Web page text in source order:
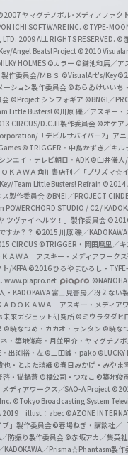
ヤマグチノボル･メディアファク
ICHI SOFTWARE INC. ©TYPE-
2009 ALL RIGHTS RESERVED. ©
Angel Beats! Project ©2010
HOLMES ©カラー ©鎌池和馬／ア
作委員会/ＭＢＳ ©VisualArt's/Key
ション製作委員会 ©あらゐけいいち
会 ©Project シンフォギア ©BNGI／
Little Busters! ©川原 礫／アスキー・
CIRCUS/D.C.III製作委員会 ©オケア
「デビルサバイバー2」アニ
© TRIGGER・中島かずき／キル
ンエイ・テレビ朝日・ADK ©臼井儀人
ＫＡＷＡ 角川書店刊／「プリズマ☆
Team Little Busters! Refrain ©2014
ス製作委員会 ©BNEI／PROJECT
STUDIO / C2 /
ツヴァイ ヘルツ！」製作委員会
すか？？ ©2015 川原 礫／
CIRCUS ©TRIGGER・岡田麿里／
ＡＷＡ アスキー・メディアワークス
/KFPA ©2016 ひろやまひろし・
www.piapro.net
KADOKAWA 富士見書房／冴えない
ＤＯＫＡＷＡ アスキー・メディア
来ガジェット研究所 ©ミウラタダヒ
©暁なつめ・カカオ・ランタン ©暁な
・築地俊彦・月並甲介・ヤマグチノ
出渕裕・左©三田誠・pako ©LUCKY
也・とよた瑣織 ©春日みかげ・みやま
・猫鍋蒼 ©橘公司・つなこ ©築地俊
ディアワークス／SAO-A Project
©Tokyo Broadcasting System
2019 illust：abec ©AZONE
ブ」製作委員会©春場ねぎ・講談社／
防振り製作委員会 ©赤坂アカ／集英
KADOKAWA／Prisma☆Phantasm製作